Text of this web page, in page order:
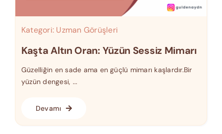
Kategori: Uzman Görüşleri
Kaşta Altın Oran: Yüzün Sessiz Mimarı
Güzelliğin en sade ama en güçlü mimarı kaşlardır.Bir
yüzün dengesi, ...
Devamı